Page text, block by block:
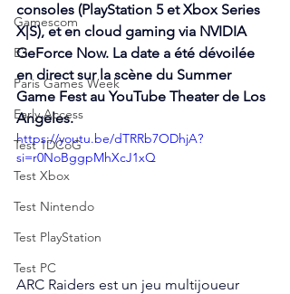
Gamescom
E3
Paris Games Week
Early Access
Test 1DCoG
Test Xbox
Test Nintendo
Test PlayStation
Test PC
consoles (PlayStation 5 et Xbox Series
X|S), et en cloud gaming via NVIDIA
GeForce Now. La date a été dévoilée
en direct sur la scène du Summer
Game Fest au YouTube Theater de Los
Angeles.
https://youtu.be/dTRRb7ODhjA?
si=r0NoBggpMhXcJ1xQ
ARC Raiders est un jeu multijoueur